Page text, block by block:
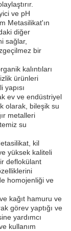
ve pH
Metasilikat'ın
diğer
sağlar,
bir
kalıntıları
ürünleri
yapısı
ev ve endüstriyel
olarak, bileşik su
metalleri
su
kil
yüksek kaliteli
deflokülant
homojenliği ve
kağıt hamuru ve
görev yaptığı ve
yardımcı
kullanım